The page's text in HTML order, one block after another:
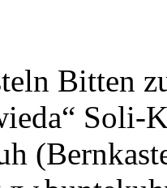
Bitten
Soli-